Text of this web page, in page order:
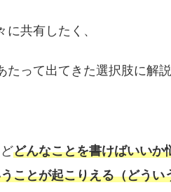
共有したく、
って出てきた選択肢に解
どんなことを書けばいいか
ことが起こりえる（どう